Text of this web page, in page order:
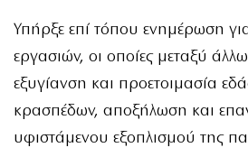
Υπήρξε επί τόπου ενημέρωση
εργασιών, οι οποίες μεταξύ
εξυγίανση και προετοιμασία
κρασπέδων, αποξήλωση και
υφιστάμενου εξοπλισμού της